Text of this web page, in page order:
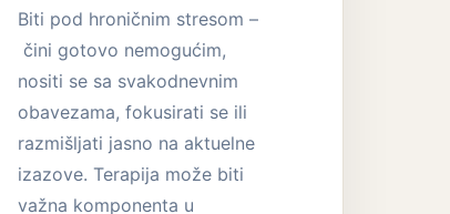
Biti pod hroničnim stresom –
čini gotovo nemogućim,
nositi se sa svakodnevnim
obavezama, fokusirati se ili
razmišljati jasno na aktuelne
izazove. Terapija može biti
važna komponenta u